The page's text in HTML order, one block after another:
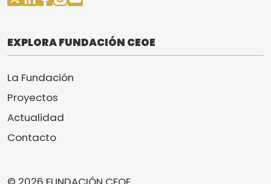
EXPLORA FUNDACIÓN CEOE
La Fundación
Proyectos
Actualidad
Contacto